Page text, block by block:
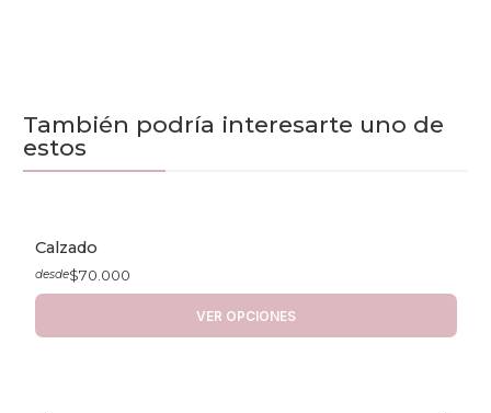
También podría interesarte uno de
estos
Calzado
desde$70.000
VER OPCIONES